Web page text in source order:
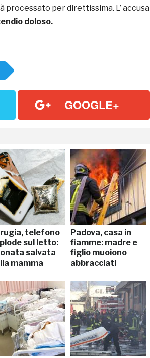
processato per direttissima. L’ accusa
doloso.
GOOGLE+
telefono
sul letto:
salvata
mamma
Padova, casa in
fiamme: madre e
figlio muoiono
abbracciati